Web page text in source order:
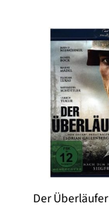
Der Überläufer